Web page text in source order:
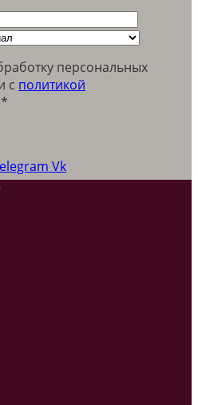
персональных
c политикой
*
Vk